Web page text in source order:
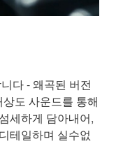
다 - 왜곡된 버전
도 사운드를 통해
세하게 담아내어,
테일하며 실수없